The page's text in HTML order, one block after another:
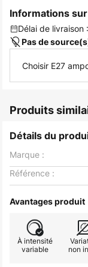
Informations
Délai de
Pas de
Choisir E27
Produits
Détails du
Marque :
Référence :
Avantages produit
À intensité
variable
non